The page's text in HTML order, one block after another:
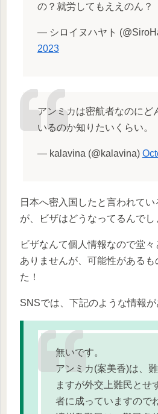
の？就労してもええのん？
— シロイヌハヤト
2023
アンミカは密航者なのにど
いるのか知りたいくらい。
— kalavina (@kalavina)
日本へ密入国したと言われて
が、ビザはどうなってるんでし
ビザなんて個人情報なので堂
ありませんが、可能性があるも
た！
SNSでは、下記のような情報が
無いです。
アンミカ(案美香)は、
ますが外交上難民とせ
者に成っていますので